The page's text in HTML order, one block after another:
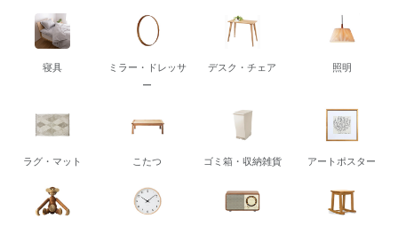
寝具
ミラー・ドレッサ
ー
デスク・チェア 照明
ラグ・マット こたつ ゴミ箱・収納雑貨 アートポスター